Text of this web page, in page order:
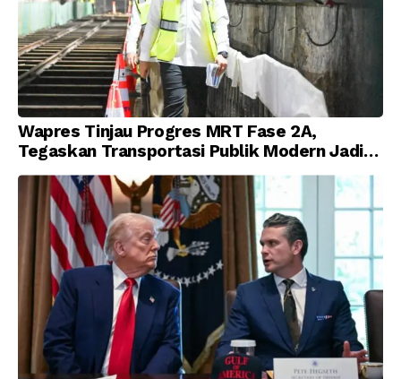
Wapres Tinjau Progres MRT Fase 2A,
Tegaskan Transportasi Publik Modern Jadi
Prioritas Nasional